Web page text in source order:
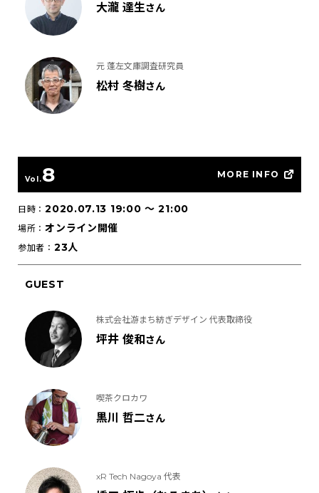
大瀧 達生さん
元 蓬左文庫調査研究員
松村 冬樹さん
Vol.8 MORE INFO
日時：2020.07.13 19:00〜 21:00
場所：オンライン開催
参加者： 23人
GUEST
株式会社游まち紡ぎデザイン 代表取締役
坪井 俊和さん
喫茶クロカワ
黒川 哲二さん
xR Tech Nagoya 代表